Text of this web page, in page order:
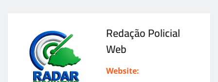
Redação Policial
Web
Website: